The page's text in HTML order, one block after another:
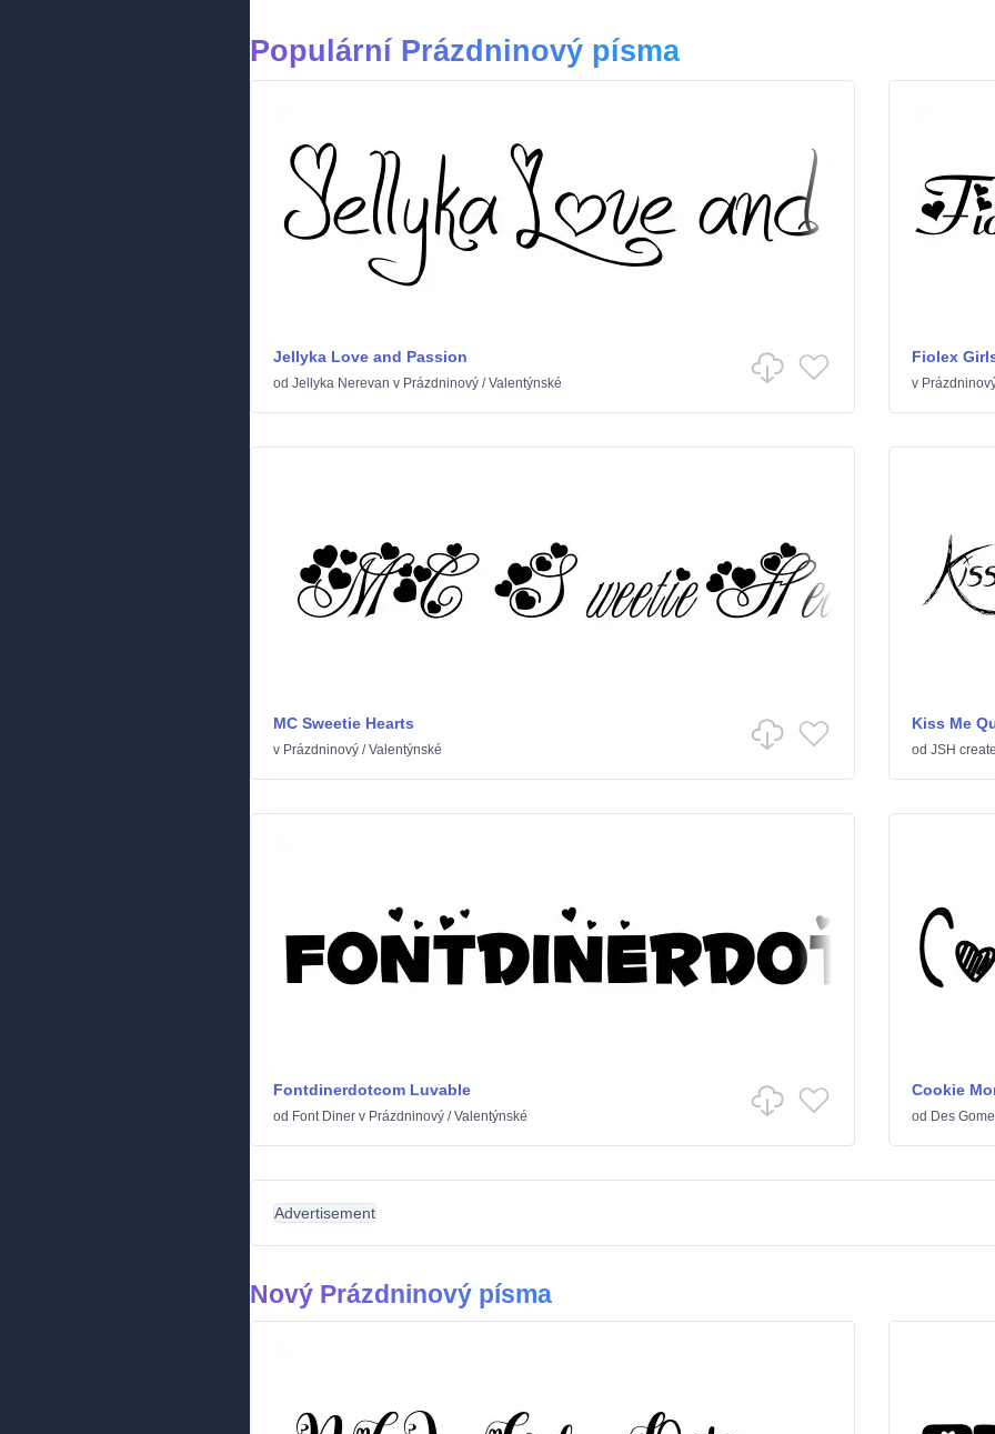
Populární Prázdninový písma
Jellyka Love and Passion
od Jellyka Nerevan v Prázdninový /Valentýnské
Fiolex
v
MC Sweetie Hearts
v Prázdninový /Valentýnské
Kiss Me
od JSH
Fontdinerdotcom Luvable
od Font Diner v Prázdninový /Valentýnské
Cookie
od Des
Advertisement
Nový Prázdninový písma